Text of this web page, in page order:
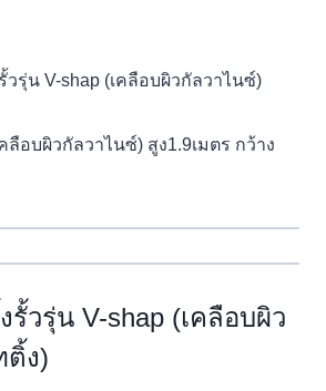
วรุ่น V-shap (เคลือบผิวกัลวาไนซ์)
ลือบผิวกัลวาไนซ์) สูง1.9เมตร กว้าง
วรุ่น V-shap (เคลือบผิว
ติ้ง)